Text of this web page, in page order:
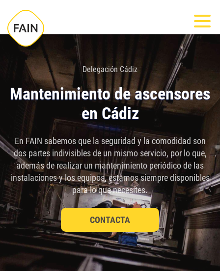
este
sitio
sistema
Delegación Cádiz
Mantenimiento de ascensores
en Cádiz
En FAIN sabemos que la seguridad y la comodidad son
dos partes indivisibles de un mismo servicio, por lo que,
además de realizar un mantenimiento periódico de las
instalaciones y los equipos, estamos siempre disponibles
para lo que necesites.
CONTACTA